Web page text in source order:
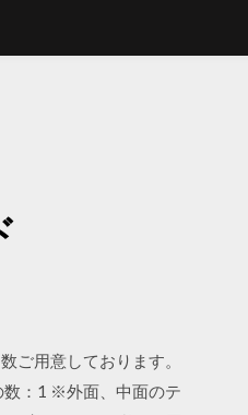
ご用意しております。
数：1 ※外面、中面のテ